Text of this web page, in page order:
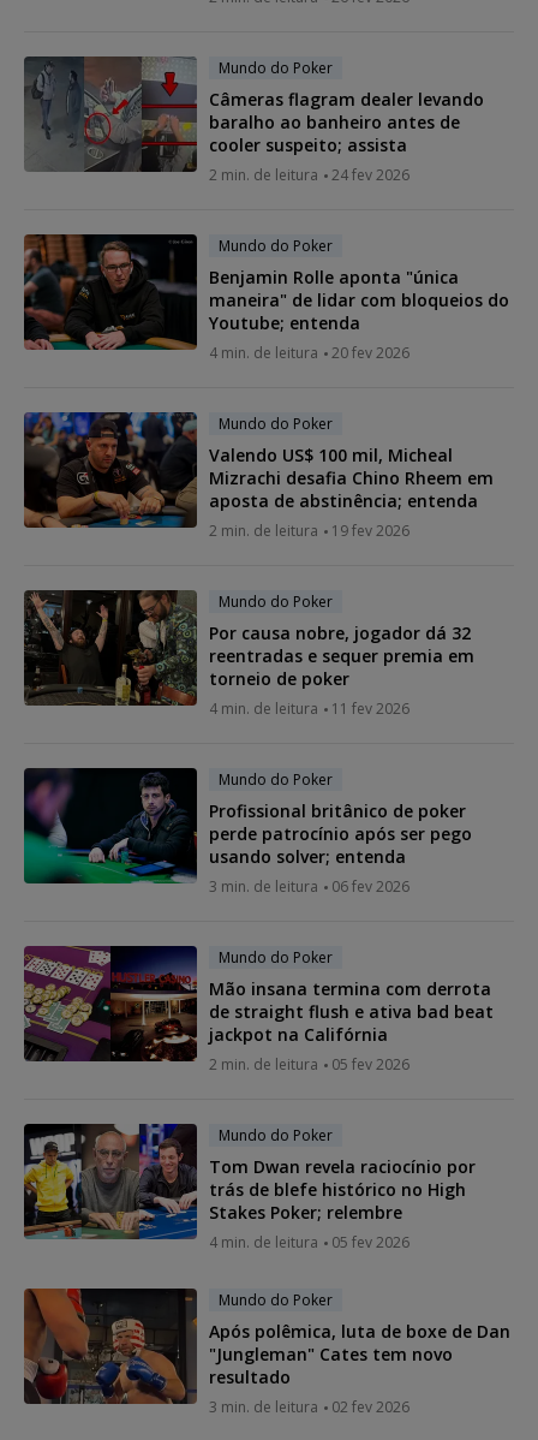
Mundo do Poker
Câmeras flagram dealer levando
baralho ao banheiro antes de
cooler suspeito; assista
2 min. de leitura 24 fev 2026
Mundo do Poker
Benjamin Rolle aponta "única
maneira" de lidar com bloqueios do
Youtube; entenda
4 min. de leitura 20 fev 2026
Mundo do Poker
Valendo US$ 100 mil, Micheal
Mizrachi desafia Chino Rheem em
aposta de abstinência; entenda
2 min. de leitura 19 fev 2026
Mundo do Poker
Por causa nobre, jogador dá 32
reentradas e sequer premia em
torneio de poker
4 min. de leitura 11 fev 2026
Mundo do Poker
Profissional britânico de poker
perde patrocínio após ser pego
usando solver; entenda
3 min. de leitura 06 fev 2026
Mundo do Poker
Mão insana termina com derrota
de straight flush e ativa bad beat
jackpot na Califórnia
2 min. de leitura 05 fev 2026
Mundo do Poker
Tom Dwan revela raciocínio por
trás de blefe histórico no High
Stakes Poker; relembre
4 min. de leitura 05 fev 2026
Mundo do Poker
Após polêmica, luta de boxe de Dan
"Jungleman" Cates tem novo
resultado
3 min. de leitura 02 fev 2026